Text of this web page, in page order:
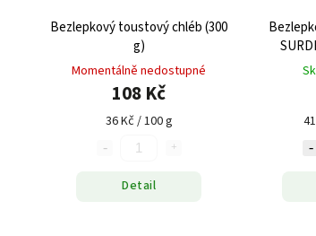
Bezlepkový toustový chléb (300
g)
Momentálně nedostupné
108 Kč
36 Kč / 100 g
Detail
Bezlepkový